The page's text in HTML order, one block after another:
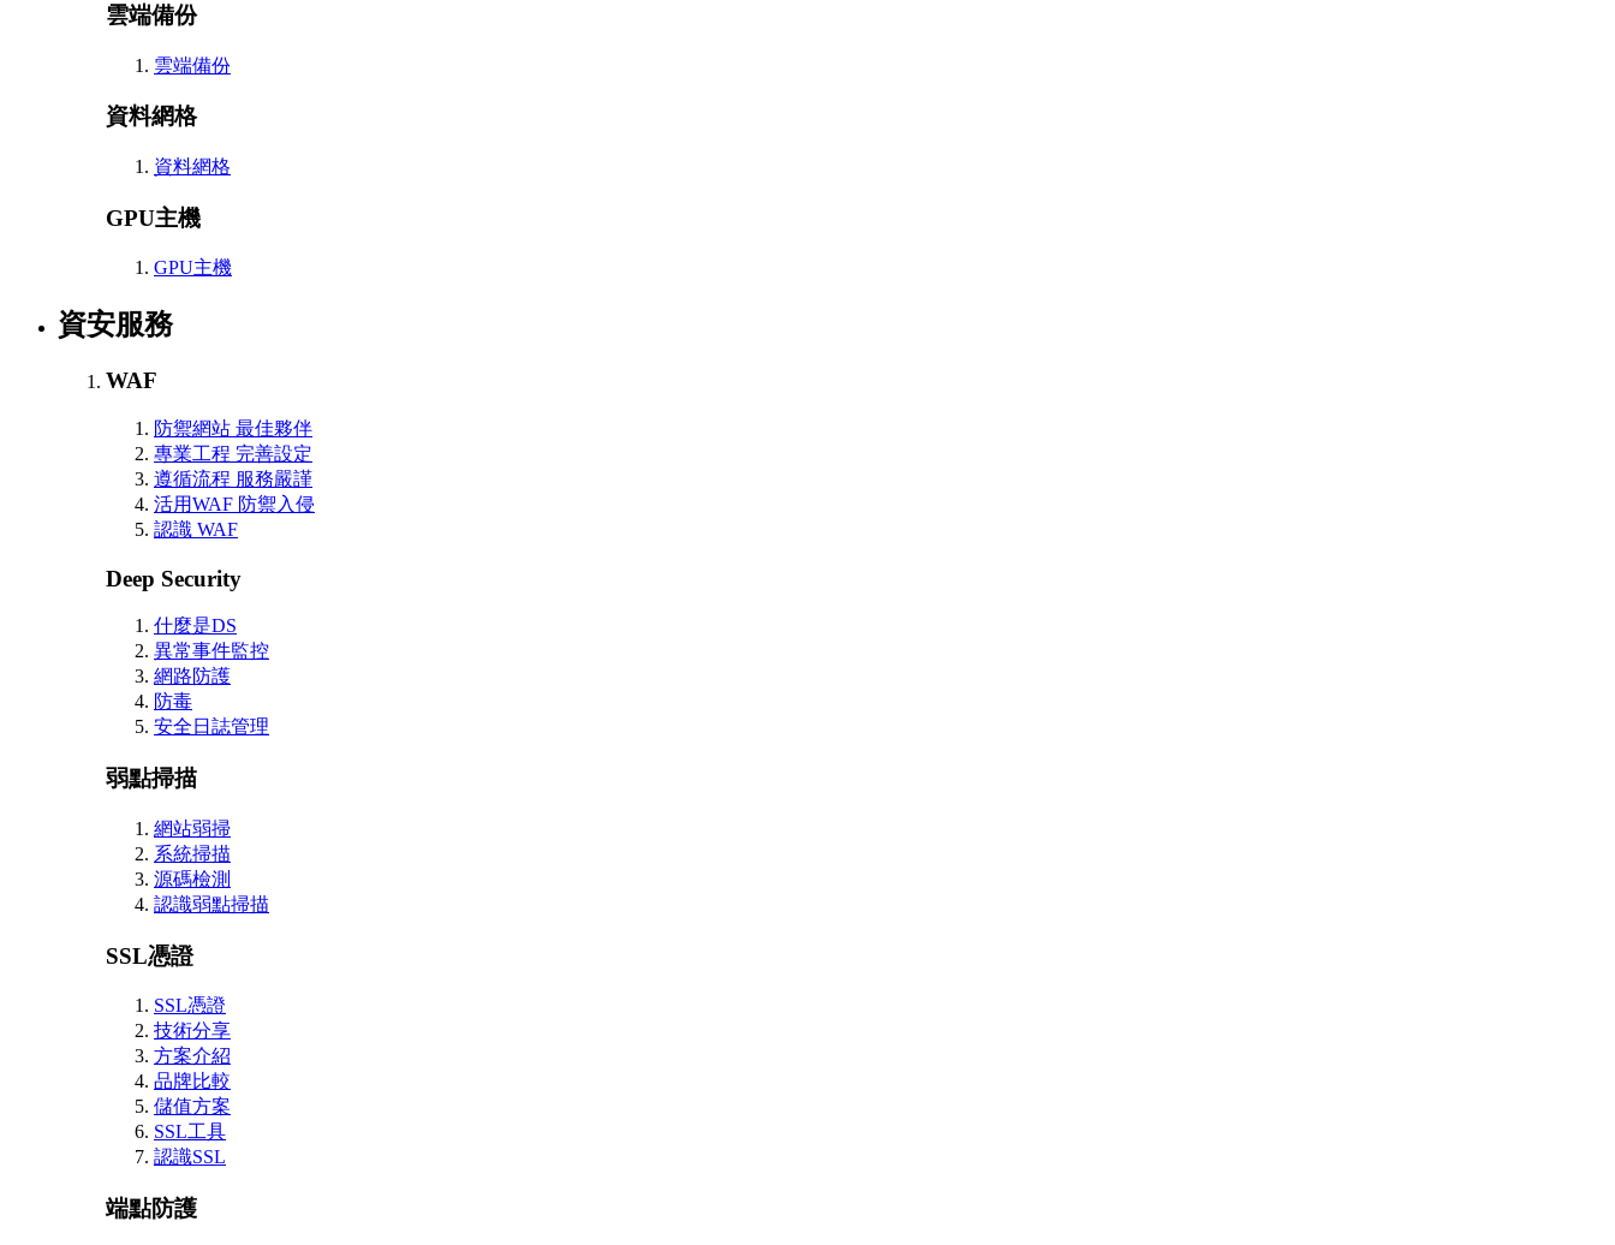
雲端備份
雲端備份
資料網格
資料網格
GPU主機
GPU主機
資安服務
WAF
防禦網站 最佳夥伴
專業工程 完善設定
遵循流程 服務嚴謹
活用WAF 防禦入侵
認識 WAF
Deep Security
什麼是DS
異常事件監控
網路防護
防毒
安全日誌管理
弱點掃描
網站弱掃
系統掃描
源碼檢測
認識弱點掃描
SSL憑證
SSL憑證
技術分享
方案介紹
品牌比較
儲值方案
SSL工具
認識SSL
端點防護